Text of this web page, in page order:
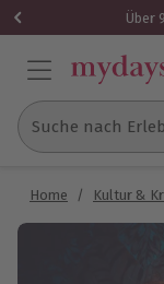
Über
Suche nach
Home / Kultur &